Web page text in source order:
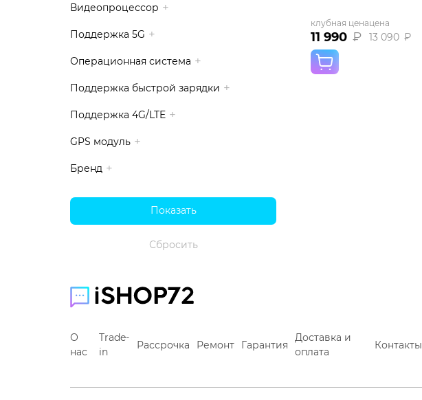
Видеопроцессор
Поддержка 5G
Операционная система
Поддержка быстрой зарядки
Поддержка 4G/LTE
GPS модуль
Бренд
клубная цена
11 990 ₽
цена
13 090 ₽
О
нас
Trade-
in
Рассрочка Ремонт Гарантия
Доставка и
оплата
Контакты